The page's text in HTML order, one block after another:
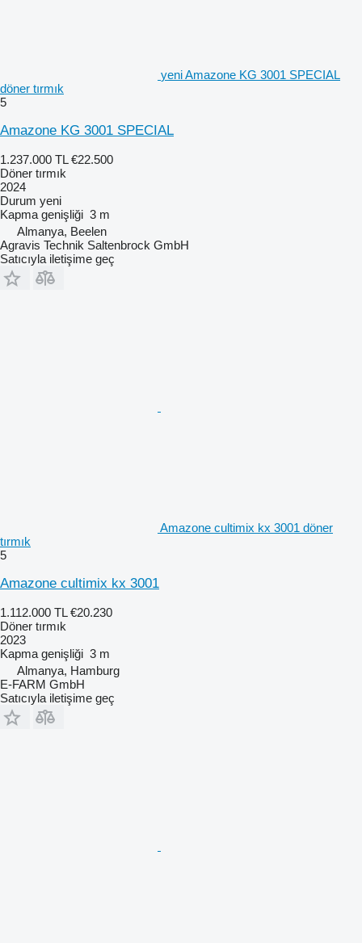
yeni Amazone KG 3001 SPECIAL
döner tırmık
5
Amazone KG 3001 SPECIAL
1.237.000 TL €22.500
Döner tırmık
2024
Durum yeni
Kapma genişliği 3 m
Almanya, Beelen
Agravis Technik Saltenbrock GmbH
Satıcıyla iletişime geç
Amazone cultimix kx 3001 döner
tırmık
5
Amazone cultimix kx 3001
1.112.000 TL €20.230
Döner tırmık
2023
Kapma genişliği 3 m
Almanya, Hamburg
E-FARM GmbH
Satıcıyla iletişime geç